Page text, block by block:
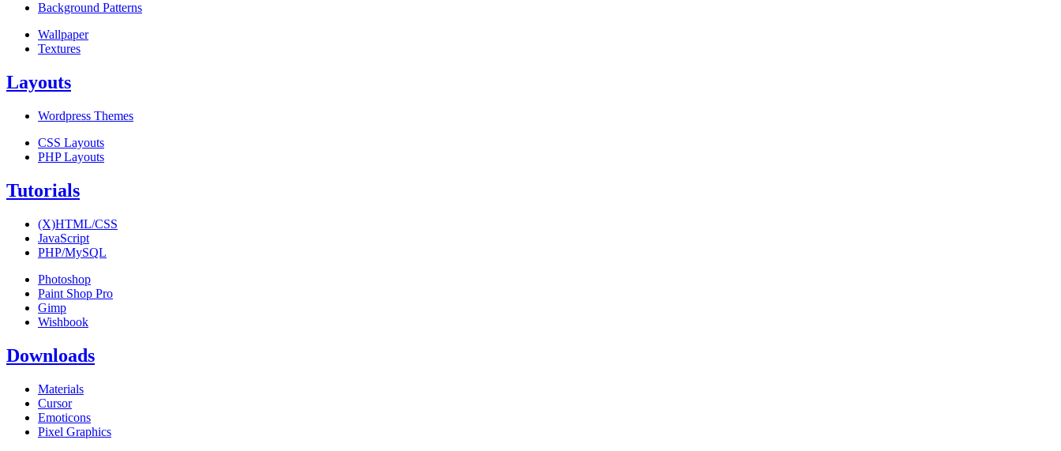
Background Patterns
Wallpaper
Textures
Layouts
Wordpress Themes
CSS Layouts
PHP Layouts
Tutorials
(X)HTML/CSS
JavaScript
PHP/MySQL
Photoshop
Paint Shop Pro
Gimp
Wishbook
Downloads
Materials
Cursor
Emoticons
Pixel Graphics